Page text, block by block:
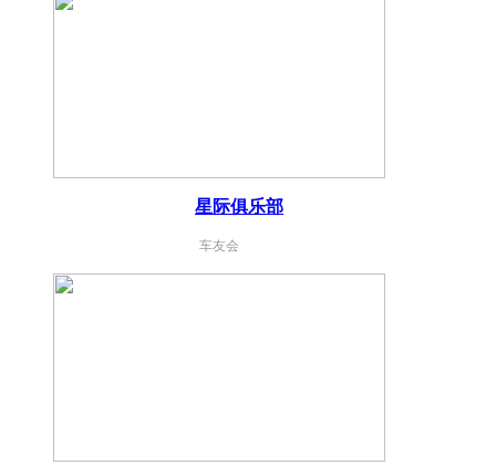
星际俱乐部
车友会